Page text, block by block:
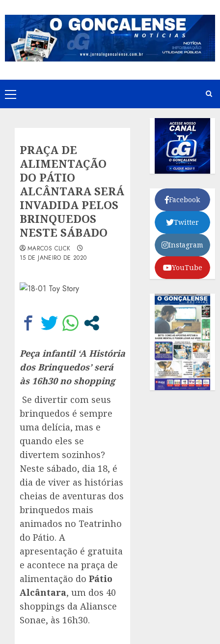
to
content
Primary
Menu
PRAÇA DE
ALIMENTAÇÃO
DO PÁTIO
ALCÂNTARA SERÁ
INVADIDA PELOS
BRINQUEDOS
NESTE SÁBADO
MARCOS CLICK
15 DE JANEIRO DE 2020
Peça infantil ‘A História
dos Brinquedos’ será
às 16h30 no shopping
Se divertir com seus
brinquedos é sempre
uma delícia, mas e
quando eles se
divertem sozinhos?
Neste sábado, dia 18, é
dia de viver as histórias
cheias de aventuras dos
brinquedos mais
animados no Teatrinho
do Pátio. A
apresentação é gratuita
e acontece na praça de
alimentação do Pátio
Alcântara, um dos 40
shoppings da Aliansce
Sonae, às 16h30.
Facebook
Twitter
Instagram
YouTube